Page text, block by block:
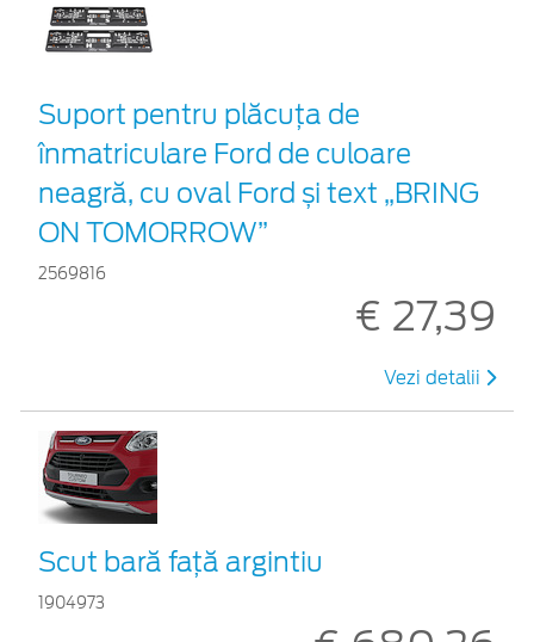
Suport pentru plăcuța de
înmatriculare Ford de culoare
neagră, cu oval Ford și text „BRING
ON TOMORROW”
2569816
€ 27,39
Vezi detalii
Scut bară faţă argintiu
1904973